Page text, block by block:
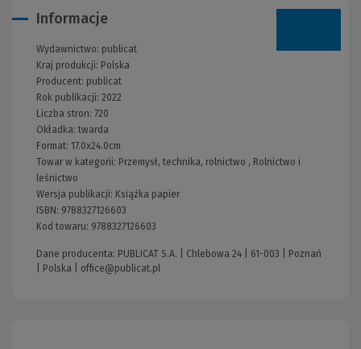
Informacje
Wydawnictwo: publicat
Kraj produkcji: Polska
Producent: publicat
Rok publikacji: 2022
Liczba stron: 720
Okładka:twarda
Format: 17.0x24.0cm
Towar w kategorii: Przemysł, technika, rolnictwo , Rolnictwo i
leśnictwo
Wersja publikacji: Książka papier
ISBN: 9788327126603
Kod towaru: 9788327126603
Dane producenta: PUBLICAT S.A. | Chlebowa 24 | 61-003 | Poznań
| Polska | office@publicat.pl